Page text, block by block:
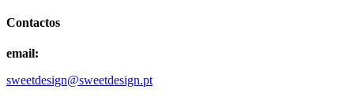
Contactos
email:
sweetdesign@sweetdesign.pt